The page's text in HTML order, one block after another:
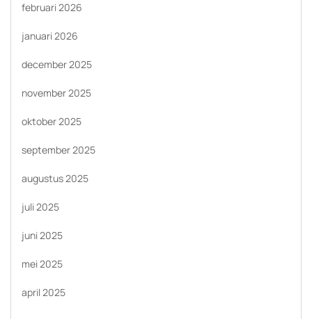
februari 2026
januari 2026
december 2025
november 2025
oktober 2025
september 2025
augustus 2025
juli 2025
juni 2025
mei 2025
april 2025